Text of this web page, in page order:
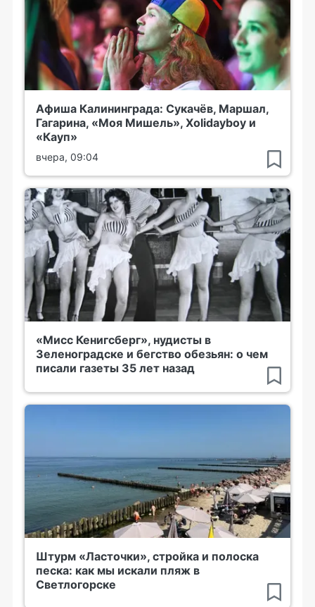
Афиша Калининграда: Сукачёв, Маршал,
Гагарина, «Моя Мишель», Xolidayboy и
«Кауп»
вчера, 09:04
«Мисс Кенигсберг», нудисты в
Зеленоградске и бегство обезьян: о чем
писали газеты 35 лет назад
Штурм «Ласточки», стройка и полоска
песка: как мы искали пляж в
Светлогорске